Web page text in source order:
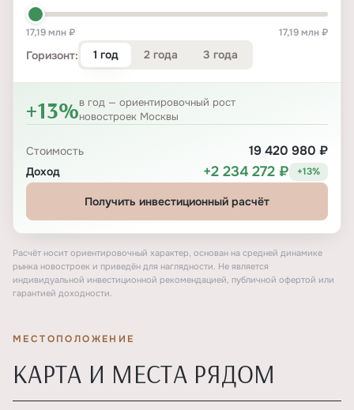
17,19 млн ₽ 17,19 млн ₽
Горизонт: 1 год 2 года 3 года
+13%в год — ориентировочный рост
новостроек Москвы
Стоимость 19 420 980 ₽
Доход +2 234 272 ₽ +13%
Получить инвестиционный расчёт
Расчёт носит ориентировочный характер, основан на средней динамике
рынка новостроек и приведён для наглядности. Не является
индивидуальной инвестиционной рекомендацией, публичной офертой или
гарантией доходности.
МЕСТОПОЛОЖЕНИЕ
КАРТА И МЕСТА РЯДОМ